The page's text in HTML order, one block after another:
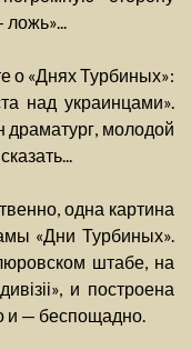
о «Днях Турбиных»:
над украинцами».
молодой
одна картина
«Дни Турбиных».
штабе, на
и построена
и — беспощадно.